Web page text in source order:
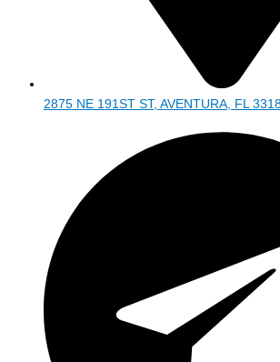
2875 NE 191ST ST, AVENTURA, FL